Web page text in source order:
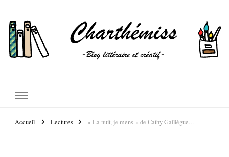
Accueil Lectures « La nuit, je mens » de Cathy Galliègue…